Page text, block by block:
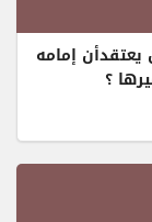
إمامه
؟